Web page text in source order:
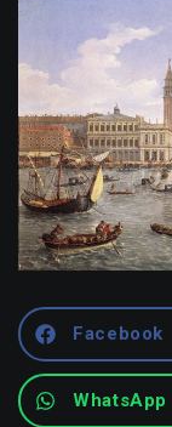
Facebook
WhatsApp